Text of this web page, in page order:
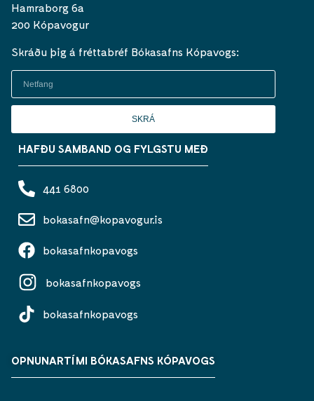
Hamraborg 6a
200 Kópavogur
Skráðu þig á fréttabréf Bókasafns Kópavogs:
SKRÁ
HAFÐU SAMBAND OG FYLGSTU MEÐ
441 6800
bokasafn@kopavogur.is
bokasafnkopavogs
bokasafnkopavogs
bokasafnkopavogs
OPNUNARTÍMI BÓKASAFNS KÓPAVOGS